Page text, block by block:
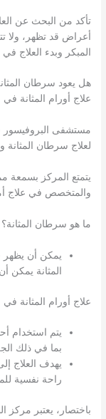
تأكد من البحث عن
أعراض قد تظهر، ولا
المبكر وبدء العلاج
هل يعود سرطان
علاج أورام المثانة
مستشفى البروفيسور
لعلاج سرطان المثانة
يتمتع المركز بسمعة
والمتخصص في علاج
ما هو سرطان المثانة؟
يمكن أن يظهر
المثانة يمكن
علاج أورام المثانة
يتم استخدام
بما في ذلك
يهدف العلاج
راحة نفسية
باختصار، يعتبر مركز